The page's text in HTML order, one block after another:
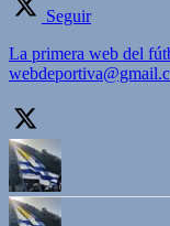
Seguir
La primera web del